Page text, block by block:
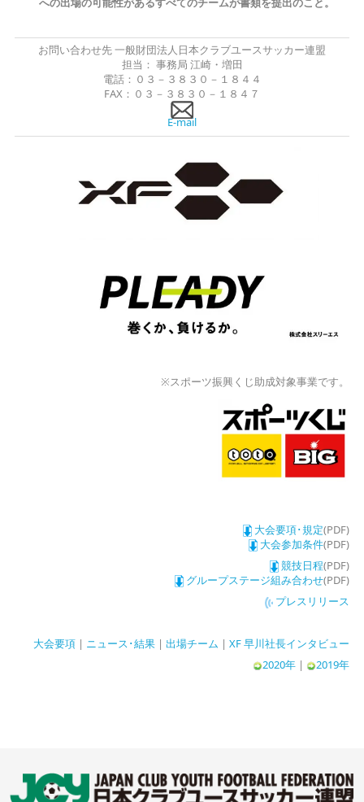
お問い合わせ先 一般財団法人日本クラブユースサッカー連盟
担当： 事務局 江崎・増田
電話：０３－３８３０－１８４４
FAX：０３－３８３０－１８４７
E-mail
※スポーツ振興くじ助成対象事業です。
大会要項･規定(PDF)
大会参加条件(PDF)
競技日程(PDF)
グループステージ組み合わせ(PDF)
プレスリリース
大会要項| ニュース･結果| 出場チーム | XF 早川社長インタビュー
2020年| 2019年